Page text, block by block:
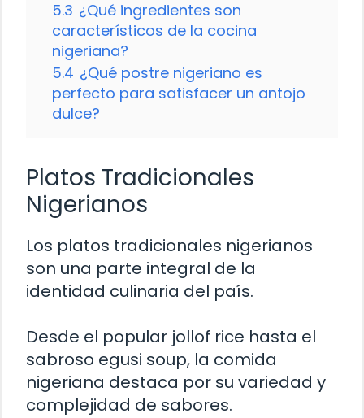
5.3 ¿Qué ingredientes son
característicos de la cocina
nigeriana?
5.4 ¿Qué postre nigeriano es
perfecto para satisfacer un antojo
dulce?
Platos Tradicionales
Nigerianos
Los platos tradicionales nigerianos
son una parte integral de la
identidad culinaria del país.
Desde el popular jollof rice hasta el
sabroso egusi soup, la comida
nigeriana destaca por su variedad y
complejidad de sabores.